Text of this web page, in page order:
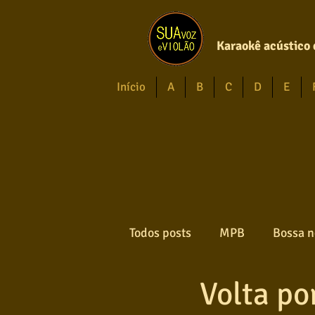
Karaokê acústico
Início A B C D E
Todos posts MPB Bossa
Gospel Axé
Volta